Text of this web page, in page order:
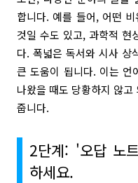
합니다. 예를 들어, 어떤
것일 수도 있고, 과학적 현
다. 폭넓은 독서와 시사 상
큰 도움이 됩니다. 이는 언
나왔을 때도 당황하지 않
줍니다.
2단계: '오답 노
하세요.